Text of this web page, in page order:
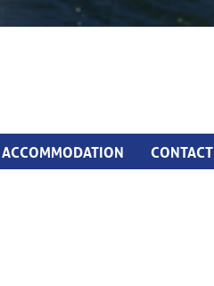
ACCOMMODATION CONTACT